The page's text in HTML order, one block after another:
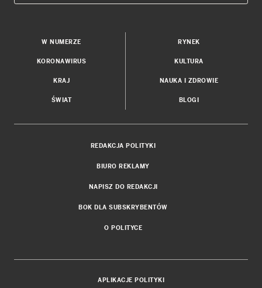
W NUMERZE
KORONAWIRUS
KRAJ
ŚWIAT
RYNEK
KULTURA
NAUKA I ZDROWIE
BLOGI
REDAKCJA POLITYKI
BIURO REKLAMY
NAPISZ DO REDAKCJI
BOK DLA SUBSKRYBENTÓW
O POLITYCE
APLIKACJE POLITYKI